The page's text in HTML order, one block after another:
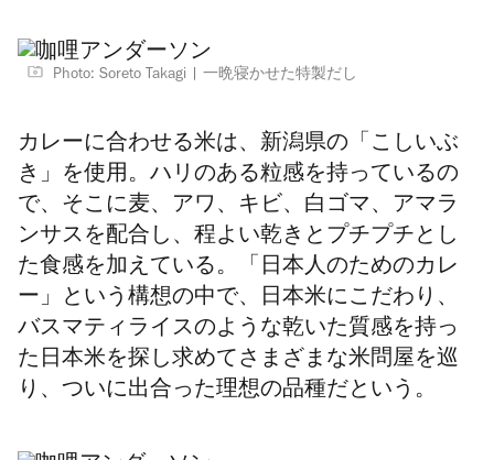
Photo: Soreto Takagi 一晩寝かせた特製だし
カレーに合わせる米は、新潟県の「こしいぶ
き」を使用。ハリのある粒感を持っているの
で、そこに麦、アワ、キビ、白ゴマ、アマラ
ンサスを配合し、程よい乾きとプチプチとし
た食感を加えている。「日本人のためのカレ
ー」という構想の中で、日本米にこだわり、
バスマティライスのような乾いた質感を持っ
た日本米を探し求めてさまざまな米問屋を巡
り、ついに出合った理想の品種だという。